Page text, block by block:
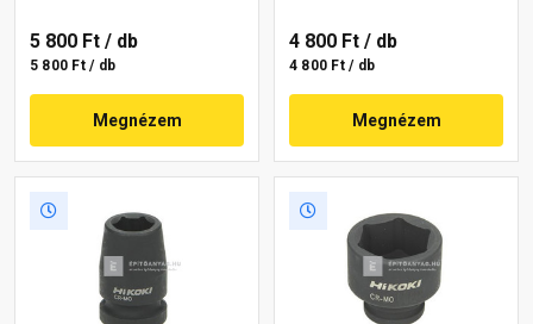
5 800 Ft / db
5 800 Ft / db
Megnézem
4 800 Ft / db
4 800 Ft / db
Megnézem